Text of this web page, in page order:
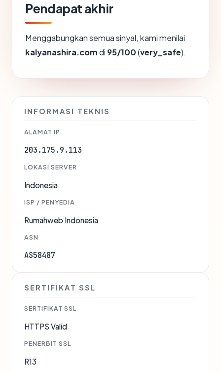
Pendapat akhir
Menggabungkan semua sinyal, kami menilai
kalyanashira.comdi 95/100(very_safe).
INFORMASI TEKNIS
ALAMAT IP
203.175.9.113
LOKASI SERVER
Indonesia
ISP / PENYEDIA
Rumahweb Indonesia
ASN
AS58487
SERTIFIKAT SSL
SERTIFIKAT SSL
HTTPS Valid
PENERBIT SSL
R13